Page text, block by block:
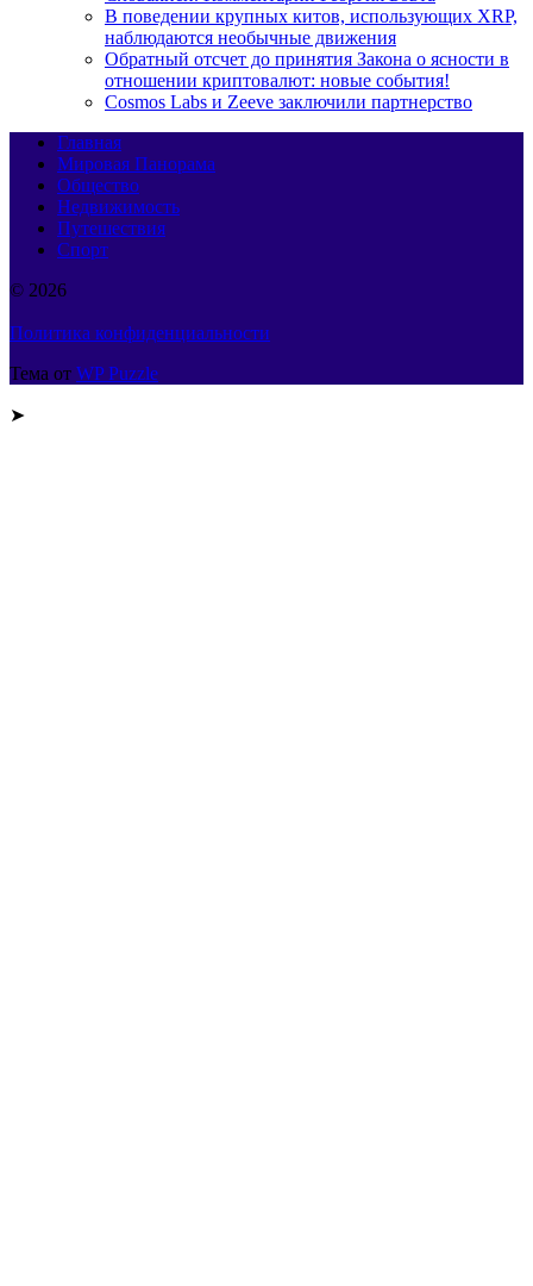
В поведении крупных китов, использующих XRP,
наблюдаются необычные движения
Обратный отсчет до принятия Закона о ясности в
отношении криптовалют: новые события!
Cosmos Labs и Zeeve заключили партнерство
Главная
Мировая Панорама
Общество
Недвижимость
Путешествия
Спорт
© 2026
Политика конфиденциальности
Тема от WP Puzzle
➤